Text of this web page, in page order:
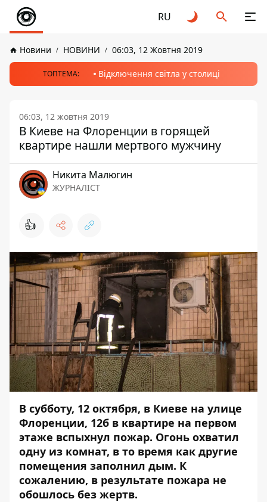
RU
Новини НОВИНИ 06:03, 12 Жовтня 2019
ТОПТЕМА: Відключення світла у столиці
06:03, 12 жовтня 2019
В Киеве на Флоренции в горящей
квартире нашли мертвого мужчину
Никита Малюгин
ЖУРНАЛІСТ
👍
В субботу, 12 октября, в Киеве на улице
Флоренции, 12б в квартире на первом
этаже вспыхнул пожар. Огонь охватил
одну из комнат, в то время как другие
помещения заполнил дым. К
сожалению, в результате пожара не
обошлось без жертв.